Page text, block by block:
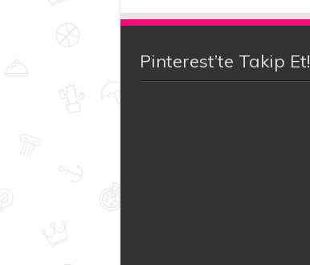
Pinterest’te Takip Et!